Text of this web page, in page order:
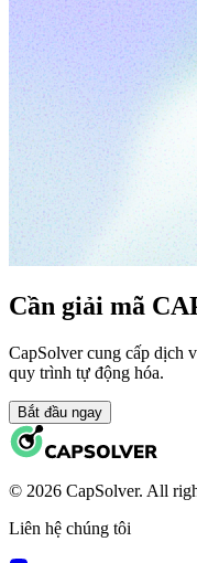
Cần giải mã
CapSolver cung cấp dịch
quy trình tự động hóa.
Bắt đầu ngay
© 2026 CapSolver. All
Liên hệ chúng tôi